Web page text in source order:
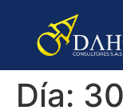
Día: